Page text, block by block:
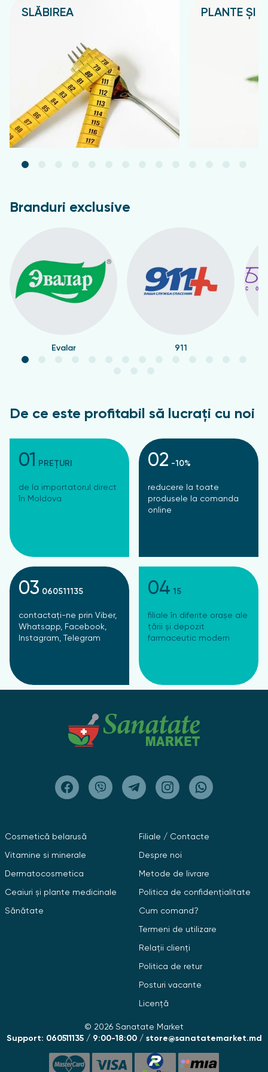
SLĂBIREA PLANTE ȘI
Branduri exclusive
Evalar 911
De ce este profitabil să lucrați cu noi
01 PREȚURI
de la importatorul direct
în Moldova
02 -10%
reducere la toate
produsele la comanda
online
03 060511135
contactați-ne prin Viber,
Whatsapp, Facebook,
Instagram, Telegram
04 15
filiale în diferite orașe ale
țării și depozit
farmaceutic modern
Cosmetică belarusă
Vitamine si minerale
Dermatocosmetica
Ceaiuri și plante medicinale
Sănătate
Filiale / Contacte
Despre noi
Metode de livrare
Politica de confidențialitate
Cum comand?
Termeni de utilizare
Relații clienți
Politica de retur
Posturi vacante
Licență
© 2026 Sanatate Market
Support: 060511135 / 9:00-18:00 / store@sanatatemarket.md